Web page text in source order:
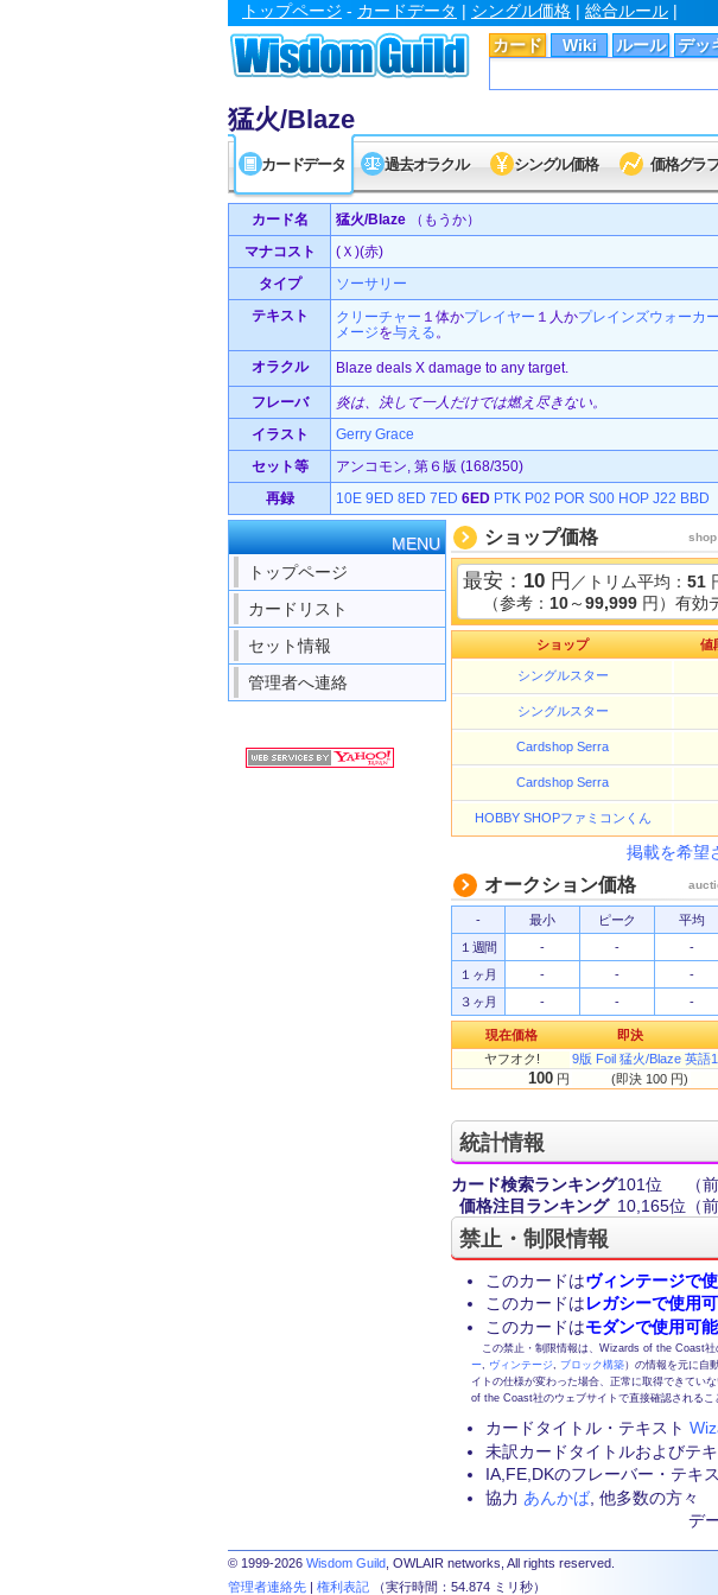
カード Wiki ルール デッ
トップページ - カードデータ | シングル価格 | 総合ルール |
猛火/Blaze
カードデータ 過去オラクル シングル価格 価格グラ
カード名 猛火/Blaze （もうか）
マナコスト
(Ｘ)(赤)
タイプ
ソーサリー
テキスト
クリーチャー １体かプレイヤー １人かプレインズウォーカー
メージを与える。
オラクル Blaze deals X damage to any target.
フレーバ
炎は、決して一人だけでは燃え尽きない。
イラスト
Gerry Grace
セット等
アンコモン, 第６版 (168/350)
再録
10E 9ED 8ED 7ED 6ED PTK P02 POR S00 HOP J22 BBD
MENU
トップページ
カードリスト
セット情報
管理者へ連絡
ショップ価格
最安： 10 円 ／トリム平均： 51
（参考： 10～99,999 円）有効
ショップ 値
シングルスター
シングルスター
Cardshop Serra
Cardshop Serra
HOBBY SHOPファミコンくん
掲載を希望
オークション価格
- 最小 ピーク 平均
１週間
- - -
１ヶ月
- - -
３ヶ月
- - -
現在価格 即決
ヤフオク!
9版 Foil 猛火/Blaze 英語
100 円 (即決 100 円)
統計情報
カード検索ランキング101位 （
価格注目ランキング 10,165位 （
禁止・制限情報
このカードはヴィンテージで
このカードはレガシーで使用
このカードはモダンで使用可能
この禁止・制限情報は、Wizards of the Coast社
ー, ヴィンテージ, ブロック構築）の情報を元に自
イトの仕様が変わった場合、正常に取得できてい
of the Coast社のウェブサイトで直接確認されるこ
カードタイトル・テキスト
未訳カードタイトルおよびテ
IA,FE,DKのフレーバー・テキ
協力 あんかば, 他多数の方々
デ
© 1999-2026 Wisdom Guild , OWLAIR networks, All rights reserved.
管理者連絡先 | 権利表記 （実行時間：54.874 ミリ秒）